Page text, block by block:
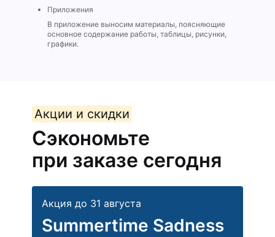
Приложения
В приложение выносим материалы, поясняющие
основное содержание работы, таблицы, рисунки,
графики.
Акции и скидки
Сэкономьте
при заказе сегодня
Акция до 31 августа
Summertime Sadness